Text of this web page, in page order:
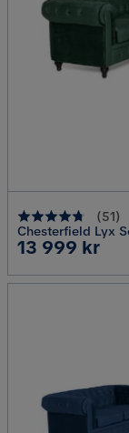
(51)
Chesterfield Lyx
Pris
13 999 kr